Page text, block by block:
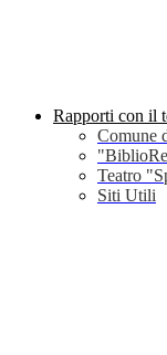
Rapporti con il
Comune
Teatro
Siti Utili